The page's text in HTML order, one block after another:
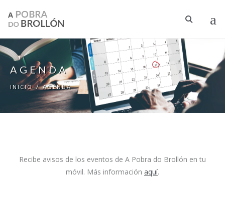
AGENDA
INICIO / AGENDA
Recibe avisos de los eventos de A Pobra do Brollón en tu
móvil. Más información aquí.